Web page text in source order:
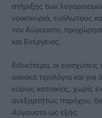
στήριξης των
νοικοκυριά, ευάλωτους
τον Αύγουστο,
και Ενέργειας.
Ειδικότερα, οι
οικιακά τιμολόγια και
κύριας κατοικίας, χωρίς
ανεξαρτήτως παρόχου,
Αύγουστο ως εξής: